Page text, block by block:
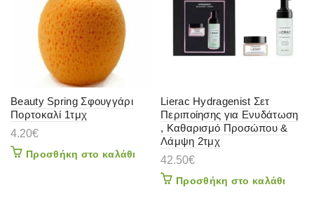
Beauty Spring Σφουγγάρι
Πορτοκαλί 1τμχ
4.20€
Προσθήκη στο καλάθι
Lierac Hydragenist Σετ
Περιποίησης για Ενυδάτωση
, Καθαρισμό Προσώπου &
Λάμψη 2τμχ
42.50€
Προσθήκη στο καλάθι